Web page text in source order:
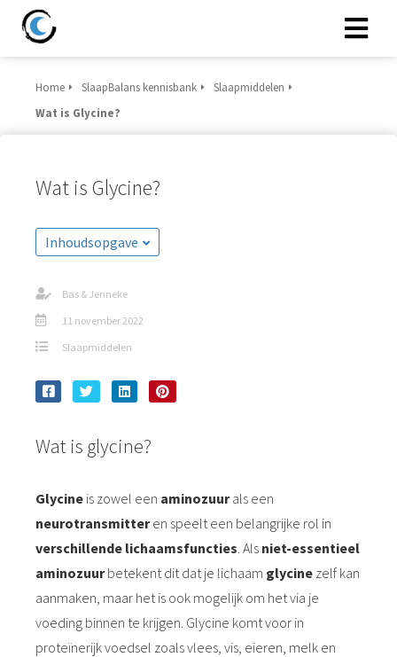
Home SlaapBalans kennisbank
Slaapmiddelen
Wat is Glycine?
Wat is Glycine?
Inhoudsopgave
Bas & Jenneke
11 november 2022
Slaapmiddelen
Wat is glycine?
Glycine is zowel een aminozuurals een
neurotransmitteren speelt een belangrijke rol in
verschillende lichaamsfuncties. Als niet-essentieel
aminozuurbetekent dit dat je lichaam glycine zelf kan
aanmaken, maar het is ook mogelijk om het via je
voeding binnen te krijgen. Glycine komt voor in
proteïnerijk voedsel zoals vlees, vis, eieren, melk en